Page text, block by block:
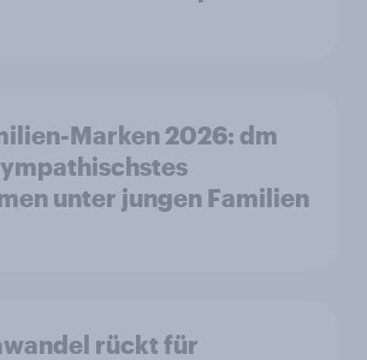
Marken 2026: dm
unter jungen Familien
rückt für